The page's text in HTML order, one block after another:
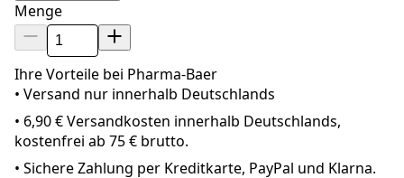
Menge
Ihre Vorteile bei Pharma-Baer
• Versand nur innerhalb Deutschlands
• 6,90 € Versandkosten innerhalb Deutschlands,
kostenfrei ab 75 € brutto.
• Sichere Zahlung per Kreditkarte, PayPal und Klarna.